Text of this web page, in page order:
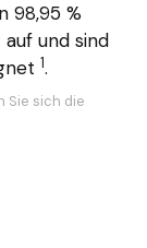
98,95 %
und sind
1.
Sie sich die